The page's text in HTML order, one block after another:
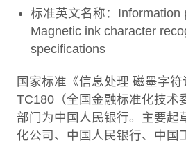
标准英文名称：Information
Magnetic ink character
specifications
国家标准《信息处理 磁墨字
TC180（全国金融标准化技术
部门为中国人民银行。主要起
化公司、中国人民银行、中国